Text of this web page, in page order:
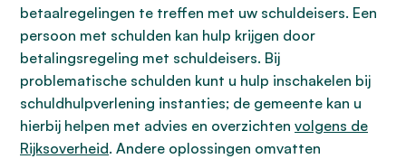
betaalregelingen te treffen met uw schuldeisers. Een
persoon met schulden kan hulp krijgen door
betalingsregeling met schuldeisers. Bij
problematische schulden kunt u hulp inschakelen bij
schuldhulpverlening instanties; de gemeente kan u
hierbij helpen met advies en overzichten volgens de
Rijksoverheid. Andere oplossingen omvatten